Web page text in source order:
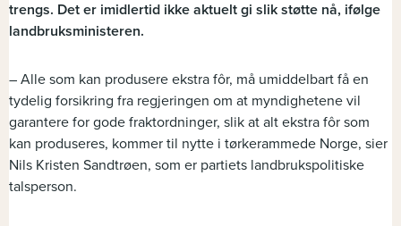
trengs. Det er imidlertid ikke aktuelt gi slik støtte nå, ifølge
landbruksministeren.
– Alle som kan produsere ekstra fôr, må umiddelbart få en
tydelig forsikring fra regjeringen om at myndighetene vil
garantere for gode fraktordninger, slik at alt ekstra fôr som
kan produseres, kommer til nytte i tørkerammede Norge, sier
Nils Kristen Sandtrøen, som er partiets landbrukspolitiske
talsperson.